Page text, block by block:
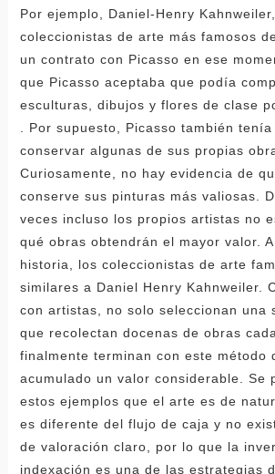
Por ejemplo, Daniel-Henry
coleccionistas de arte más famosos
un contrato con Picasso en ese
que Picasso aceptaba que podía
esculturas, dibujos y flores de clase
. Por supuesto, Picasso también
conservar algunas de sus propias
Curiosamente, no hay evidencia de
conserve sus pinturas más valiosas.
veces incluso los propios artistas no
qué obras obtendrán el mayor valor.
historia, los coleccionistas de arte
similares a Daniel Henry Kahnweiler.
con artistas, no solo seleccionan una
que recolectan docenas de obras
finalmente terminan con este método
acumulado un valor considerable. Se
estos ejemplos que el arte es de
es diferente del flujo de caja y no
de valoración claro, por lo que la
indexación es una de las estrategias